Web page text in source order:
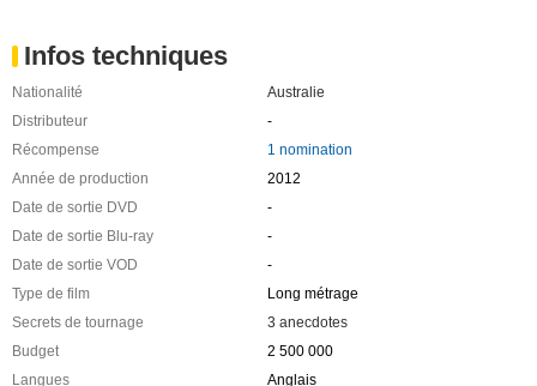
Infos techniques
Nationalité
Australie
Distributeur
-
Récompense
1 nomination
Année de production
2012
Date de sortie DVD
-
Date de sortie Blu-ray
-
Date de sortie VOD
-
Type de film
Long métrage
Secrets de tournage
3 anecdotes
Budget
2 500 000
Langues
Anglais